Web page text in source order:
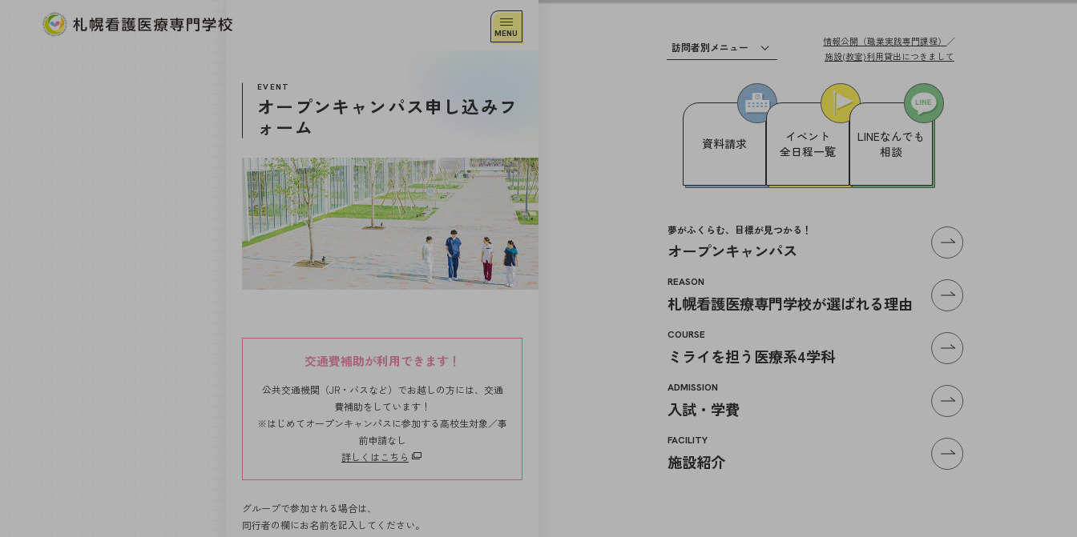
EVENT
オープンキャンパス申し込みフ
ォーム
交通費補助が利用できます！
公共交通機関（JR・バスなど）でお越しの方には、交通
費補助をしています！
※はじめてオープンキャンパスに参加する高校生対象／事
前申請なし
詳しくはこちら
グループで参加される場合は、
同行者の欄にお名前を記入してください。
訪問者別メニュー
社会人・大学生・短大生の方へ
企業の方へ
産官学連携にご協力いただける企業・自治体の方へ
情報公開（職業実践専門課程） ／
施設(教室)利用貸出につきまして
資料請求
イベント
全日程一覧
LINEなんでも
相談
夢がふくらむ、目標が見つかる！
オープンキャンパス
REASON
札幌看護医療専門学校が選ばれる理由
COURSE
ミライを担う医療系4学科
ADMISSION
入試・学費
FACILITY
施設紹介